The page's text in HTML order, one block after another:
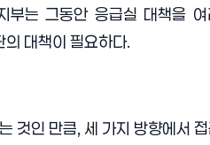
는 그동안 응급실 대책을
의 대책이 필요하다.
것인 만큼, 세 가지 방향에서